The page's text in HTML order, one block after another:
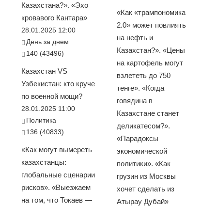
Казахстана?». «Эхо
кровавого Кантара»
28.01.2025 12:00
День за днем
140 (43496)
Казахстан VS
Узбекистан: кто круче
по военной мощи?
28.01.2025 11:00
Политика
136 (40833)
«Как могут вымереть
казахстанцы:
глобальные сценарии
рисков». «Выезжаем
на том, что Токаев —
«Как «трампономика
2.0» может повлиять
на нефть и
Казахстан?». «Цены
на картофель могут
взлететь до 750
тенге». «Когда
говядина в
Казахстане станет
деликатесом?».
«Парадоксы
экономической
политики». «Как
грузин из Москвы
хочет сделать из
Атырау Дубай»